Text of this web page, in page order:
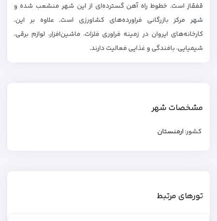
قفقاز است. خطوط راه آهن گسترده‌ای از این شهر منشعب شده و
شهر مرکز بازرگانی فراورده‌های کشاورزی است. علاوه بر این،
کارخانه‌های ایروان در زمینه فراوری فلزات، ماشین‌افزار، لوازم برقی،
شیمیایی، بافندگی و غذایی فعالیت دارند.
مشخصات شهر
کشور:ارمنستان
تورهای مرتبط